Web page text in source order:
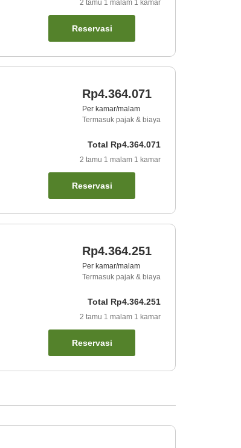
2 tamu 1 malam 1 kamar
Reservasi
Rp4.364.071
Per kamar/malam
Termasuk pajak & biaya
Total Rp4.364.071
2 tamu 1 malam 1 kamar
Reservasi
Rp4.364.251
Per kamar/malam
Termasuk pajak & biaya
Total Rp4.364.251
2 tamu 1 malam 1 kamar
Reservasi